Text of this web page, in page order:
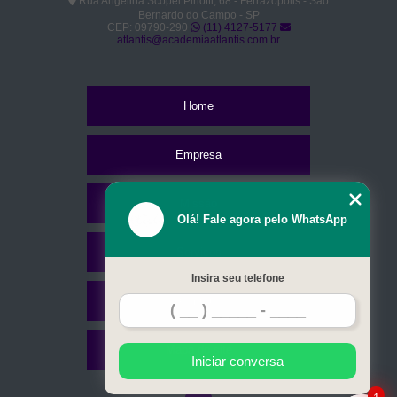
academia com aula de natação para iniciantes São Caetano do Sul
academia com aula de natação para segurança na água São
onde fazer aula de natação avançada São Paulo
academia com aula de natação para bebê Mauá
onde fazer aula de natação para bebê São Caetano do Sul
onde fazer aula de natação para bebê Mauá
academia com aula de natação profissional Ipiranga
onde fazer aula de natação e hidroginástica Mauá
aula de natação Santo André
aula de natação iniciante valor São Caetano do Sul
Bernardo do Campo - SP
CEP: 09790-290
(11) 4127-5177
atlantis@academiaatlantis.com.br
Home
Empresa
Olá! Fale agora pelo WhatsApp
Insira seu telefone
Iniciar conversa